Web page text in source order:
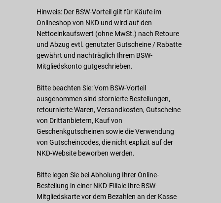
Hinweis: Der BSW-Vorteil gilt für Käufe im
Onlineshop von NKD und wird auf den
Nettoeinkaufswert (ohne MwSt.) nach Retoure
und Abzug evtl. genutzter Gutscheine / Rabatte
gewährt und nachträglich Ihrem BSW-
Mitgliedskonto gutgeschrieben.
Bitte beachten Sie: Vom BSW-Vorteil
ausgenommen sind stornierte Bestellungen,
retournierte Waren, Versandkosten, Gutscheine
von Drittanbietern, Kauf von
Geschenkgutscheinen sowie die Verwendung
von Gutscheincodes, die nicht explizit auf der
NKD-Website beworben werden.
Bitte legen Sie bei Abholung Ihrer Online-
Bestellung in einer NKD-Filiale Ihre BSW-
Mitgliedskarte vor dem Bezahlen an der Kasse